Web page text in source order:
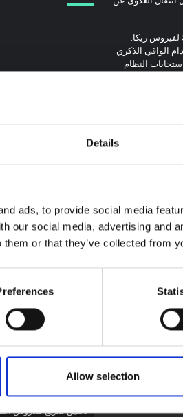
Details
ads, to provide social media
our social media, advertising and
them or that they’ve collected from
Allow selection
زيكا.
الواقي الذكري
النظام
المحيطة
الذكرية
تفشي
إيتوري
فيروس إيبولا
مباشرة الأخبار
لفيروس
تعمل فيه
توصيات:
لدروس العلوم
والسلوكية حول
تفشي فيروس
تخليق سريع للدروس